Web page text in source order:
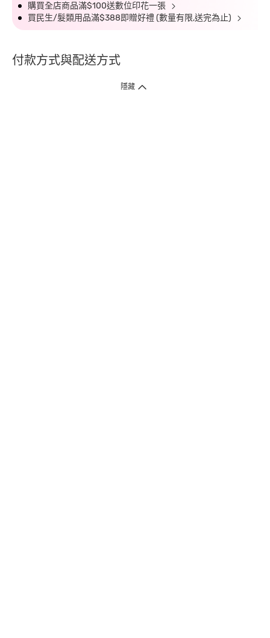
購買全店商品滿$100送數位印花一張
買民生/髮類用品滿$388即贈好禮 (數量有限,送完為止)
付款方式與配送方式
隱藏